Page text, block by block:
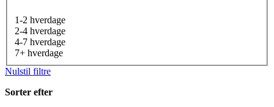
1-2 hverdage
2-4 hverdage
4-7 hverdage
7+ hverdage
Nulstil filtre
Sorter efter